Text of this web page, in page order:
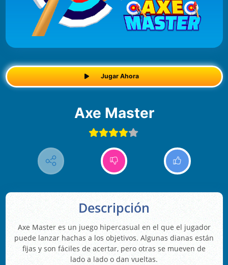
Jugar Ahora
Axe Master
Descripción
Axe Master es un juego hipercasual en el que el jugador
puede lanzar hachas a los objetivos. Algunas dianas están
fijas y son fáciles de acertar, pero otras se mueven de
lado a lado o dan vueltas.